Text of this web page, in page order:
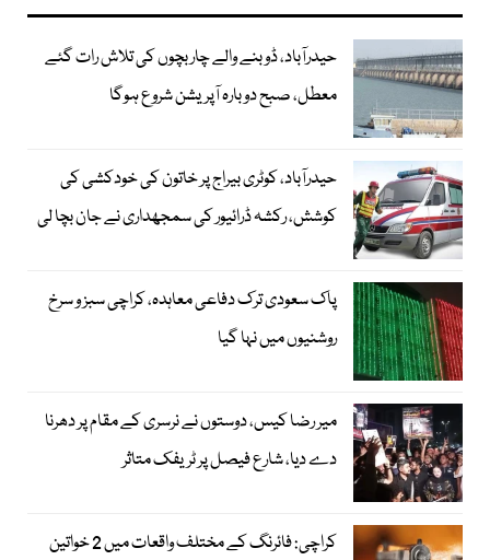
حیدرآباد، ڈوبنے والے چار بچوں کی تلاش رات گئے
معطل، صبح دوبارہ آپریشن شروع ہوگا
حیدرآباد، کوٹری بیراج پر خاتون کی خودکشی کی
کوشش، رکشہ ڈرائیور کی سمجھداری نے جان بچا لی
پاک سعودی ترک دفاعی معاہدہ، کراچی سبز و سرخ
روشنیوں میں نہا گیا
میر رضا کیس، دوستوں نے نرسری کے مقام پر دھرنا
دے دیا، شارع فیصل پر ٹریفک متاثر
کراچی: فائرنگ کے مختلف واقعات میں 2 خواتین